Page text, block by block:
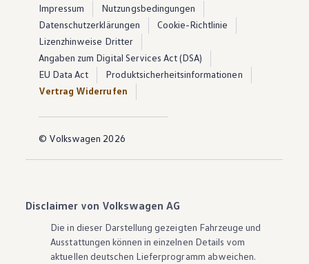
Impressum
Nutzungsbedingungen
Datenschutzerklärungen
Cookie-Richtlinie
Lizenzhinweise Dritter
Angaben zum Digital Services Act (DSA)
EU Data Act
Produktsicherheitsinformationen
Vertrag Widerrufen
© Volkswagen 2026
Disclaimer von Volkswagen AG
Die in dieser Darstellung gezeigten Fahrzeuge und
Ausstattungen können in einzelnen Details vom
aktuellen deutschen Lieferprogramm abweichen.